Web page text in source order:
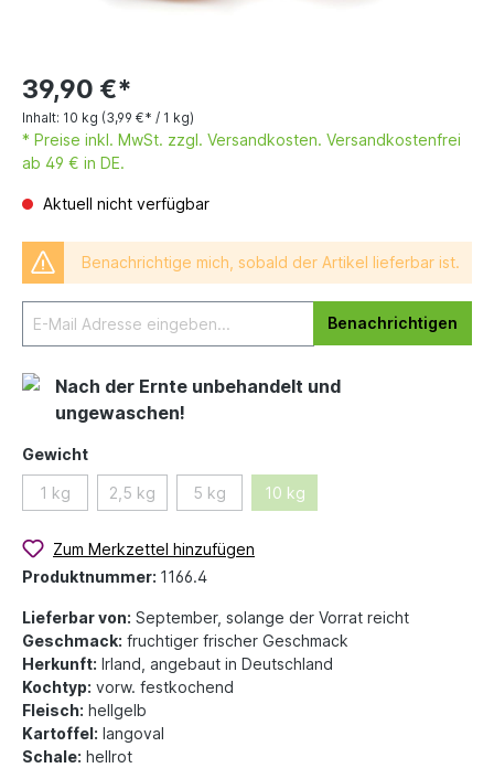
39,90 €*
Inhalt: 10 kg (3,99 €* / 1 kg)
* Preise inkl. MwSt. zzgl. Versandkosten. Versandkostenfrei
ab 49 € in DE.
Aktuell nicht verfügbar
Benachrichtige mich, sobald der Artikel lieferbar ist.
Benachrichtigen
Nach der Ernte unbehandelt und
ungewaschen!
Gewicht
1 kg 2,5 kg 5 kg 10 kg
Zum Merkzettel hinzufügen
Produktnummer: 1166.4
Lieferbar von: September, solange der Vorrat reicht
Geschmack: fruchtiger frischer Geschmack
Herkunft: Irland, angebaut in Deutschland
Kochtyp: vorw. festkochend
Fleisch: hellgelb
Kartoffel: langoval
Schale: hellrot